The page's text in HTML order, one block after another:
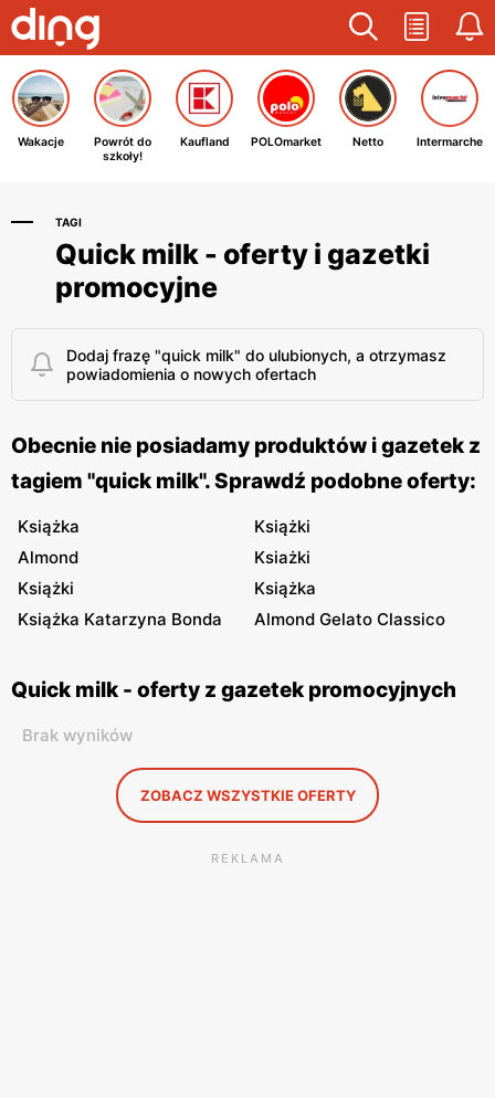
Wakacje
Powrót do
szkoły!
Kaufland POLOmarket Netto Intermarche
TAGI
Quick milk - oferty i gazetki
promocyjne
Dodaj frazę "quick milk" do ulubionych, a otrzymasz
powiadomienia o nowych ofertach
Obecnie nie posiadamy produktów i gazetek z
tagiem "quick milk". Sprawdź podobne oferty:
Książka
Książki
Almond
Ksiażki
Książki
Książka
Książka Katarzyna Bonda
Almond Gelato Classico
Quick milk - oferty z gazetek promocyjnych
Brak wyników
ZOBACZ WSZYSTKIE OFERTY
REKLAMA